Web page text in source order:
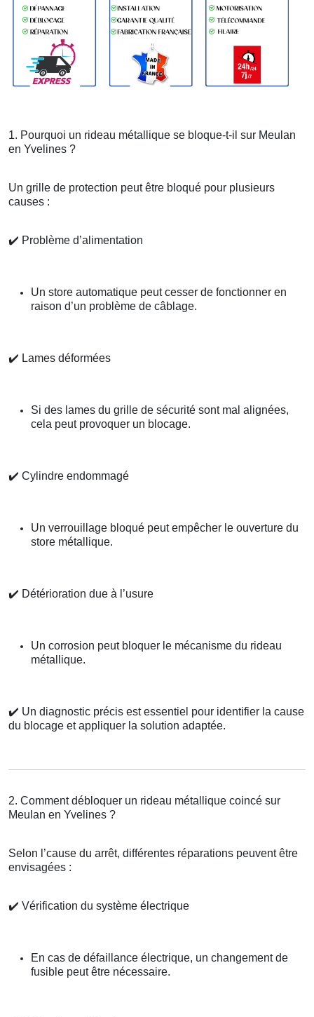
1. Pourquoi un rideau métallique se bloque-t-il sur Meulan
en Yvelines ?
Un grille de protection peut être bloqué pour plusieurs
causes :
✔️ Problème d’alimentation
Un store automatique peut cesser de fonctionner en
raison d’un problème de câblage.
✔️ Lames déformées
Si des lames du grille de sécurité sont mal alignées,
cela peut provoquer un blocage.
✔️ Cylindre endommagé
Un verrouillage bloqué peut empêcher le ouverture du
store métallique.
✔️ Détérioration due à l’usure
Un corrosion peut bloquer le mécanisme du rideau
métallique.
✔️ Un diagnostic précis est essentiel pour identifier la cause
du blocage et appliquer la solution adaptée.
2. Comment débloquer un rideau métallique coincé sur
Meulan en Yvelines ?
Selon l’cause du arrêt, différentes réparations peuvent être
envisagées :
✔️ Vérification du système électrique
En cas de défaillance électrique, un changement de
fusible peut être nécessaire.